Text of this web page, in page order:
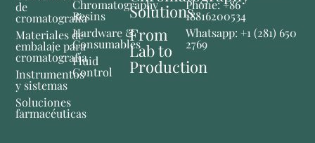
Solutions
From
Lab to
Production
Chromatography
Resins
Hardware &
Consumables
Fluid
Control
de
cromatografía
Materiales de
embalaje para
cromatografía
Instrumentos
y sistemas
Soluciones
farmacéuticas
Phone: +86
18816200534
Whatsapp: +1 (281) 650
2769